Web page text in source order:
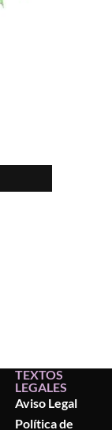
TEXTOS
LEGALES
Aviso Legal
Política de